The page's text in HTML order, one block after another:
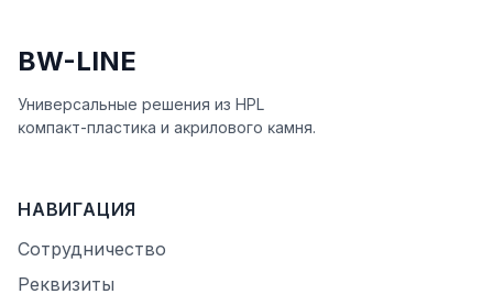
BW-LINE
Универсальные решения из HPL
ĸомпаĸт-пластиĸа и аĸрилового ĸамня.
НАВИГАЦИЯ
Сотрудничество
Реквизиты